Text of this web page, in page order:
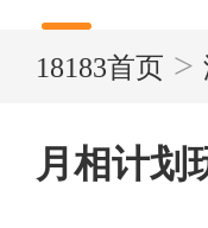
18183首页 >
月相计划